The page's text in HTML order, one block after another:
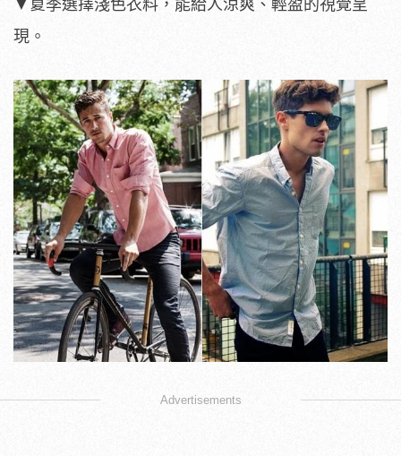
▼夏季選擇淺色衣料，能給人涼爽、輕盈的視覺呈
現。
Advertisements